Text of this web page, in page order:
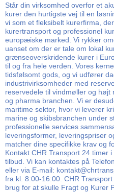
Står din virksomhed overfor et
kurer den hurtigste vej til en
vi som et fleksibelt kurerfirma,
kurertransport og professionel
europæiske marked. Vi rykker
uanset om der er tale om lokal
grænseoverskridende kurer i
til og fra hele verden. Vores
tidsfølsomt gods, og vi udfører
industrivirksomheder med
reservedele til vindmøller og højt
og pharma branchen. Vi er
maritime sektor, hvor vi leverer
marine og skibsbranchen under
professionelle services
leveringsformer, leveringspriser
matcher dine specifikke krav og
Kontakt CHR Transport 24 timer
tilbud. Vi kan kontaktes på
eller via E-mail:
fra kl. 8:00-16:00. CHR
brug for at skulle Fragt og Kurer